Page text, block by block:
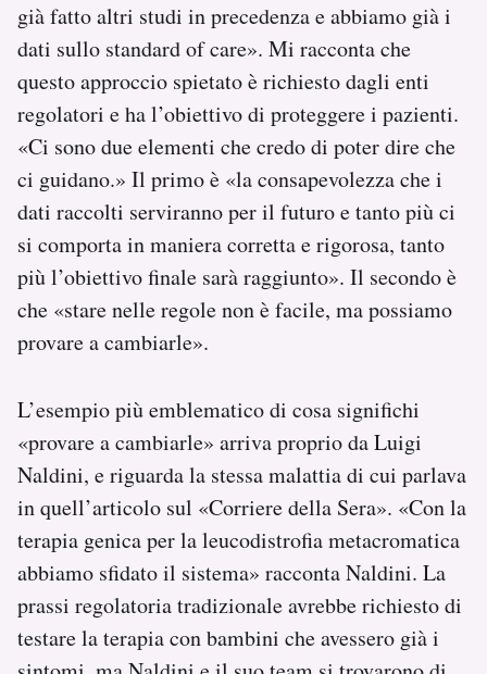
già fatto altri studi in precedenza e abbiamo già i
dati sullo standard of care». Mi racconta che
questo approccio spietato è richiesto dagli enti
regolatori e ha l’obiettivo di proteggere i pazienti.
«Ci sono due elementi che credo di poter dire che
ci guidano.» Il primo è «la consapevolezza che i
dati raccolti serviranno per il futuro e tanto più ci
si comporta in maniera corretta e rigorosa, tanto
più l’obiettivo finale sarà raggiunto». Il secondo è
che «stare nelle regole non è facile, ma possiamo
provare a cambiarle».
L’esempio più emblematico di cosa significhi
«provare a cambiarle» arriva proprio da Luigi
Naldini, e riguarda la stessa malattia di cui parlava
in quell’articolo sul «Corriere della Sera». «Con la
terapia genica per la leucodistrofia metacromatica
abbiamo sfidato il sistema» racconta Naldini. La
prassi regolatoria tradizionale avrebbe richiesto di
testare la terapia con bambini che avessero già i